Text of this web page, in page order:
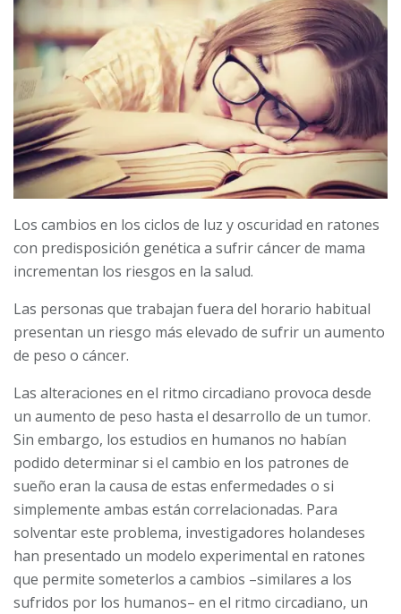
Los cambios en los ciclos de luz y oscuridad en ratones
con predisposición genética a sufrir cáncer de mama
incrementan los riesgos en la salud.
Las personas que trabajan fuera del horario habitual
presentan un riesgo más elevado de sufrir un aumento
de peso o cáncer.
Las alteraciones en el ritmo circadiano provoca desde
un aumento de peso hasta el desarrollo de un tumor.
Sin embargo, los estudios en humanos no habían
podido determinar si el cambio en los patrones de
sueño eran la causa de estas enfermedades o si
simplemente ambas están correlacionadas. Para
solventar este problema, investigadores holandeses
han presentado un modelo experimental en ratones
que permite someterlos a cambios –similares a los
sufridos por los humanos– en el ritmo circadiano, un